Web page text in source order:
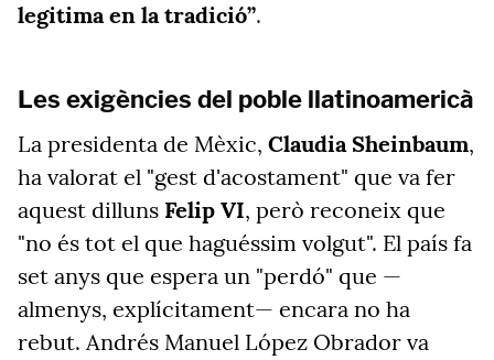
legitima en la tradició”.
Les exigències del poble llatinoamericà
La presidenta de Mèxic, Claudia Sheinbaum,
ha valorat el "gest d'acostament" que va fer
aquest dilluns Felip VI, però reconeix que
"no és tot el que haguéssim volgut". El país fa
set anys que espera un "perdó" que —
almenys, explícitament— encara no ha
rebut. Andrés Manuel López Obrador va